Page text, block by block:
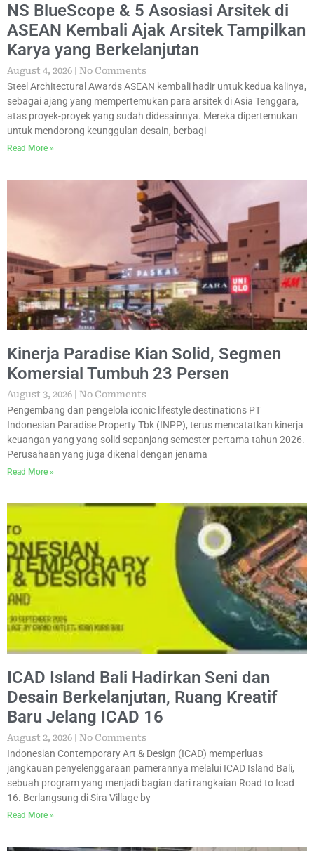
NS BlueScope & 5 Asosiasi Arsitek di
ASEAN Kembali Ajak Arsitek Tampilkan
Karya yang Berkelanjutan
August 4, 2026 No Comments
Steel Architectural Awards ASEAN kembali hadir untuk kedua kalinya,
sebagai ajang yang mempertemukan para arsitek di Asia Tenggara,
atas proyek-proyek yang sudah didesainnya. Mereka dipertemukan
untuk mendorong keunggulan desain, berbagi
Read More »
Kinerja Paradise Kian Solid, Segmen
Komersial Tumbuh 23 Persen
August 3, 2026 No Comments
Pengembang dan pengelola iconic lifestyle destinations PT
Indonesian Paradise Property Tbk (INPP), terus mencatatkan kinerja
keuangan yang yang solid sepanjang semester pertama tahun 2026.
Perusahaan yang juga dikenal dengan jenama
Read More »
ICAD Island Bali Hadirkan Seni dan
Desain Berkelanjutan, Ruang Kreatif
Baru Jelang ICAD 16
August 2, 2026 No Comments
Indonesian Contemporary Art & Design (ICAD) memperluas
jangkauan penyelenggaraan pamerannya melalui ICAD Island Bali,
sebuah program yang menjadi bagian dari rangkaian Road to Icad
16. Berlangsung di Sira Village by
Read More »